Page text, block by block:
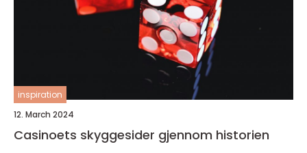
inspiration
12. March 2024
Casinoets skyggesider gjennom historien